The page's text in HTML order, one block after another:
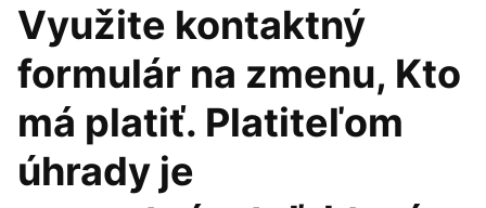
Využite kontaktný
formulár na zmenu, Kto
má platiť. Platiteľom
úhrady je